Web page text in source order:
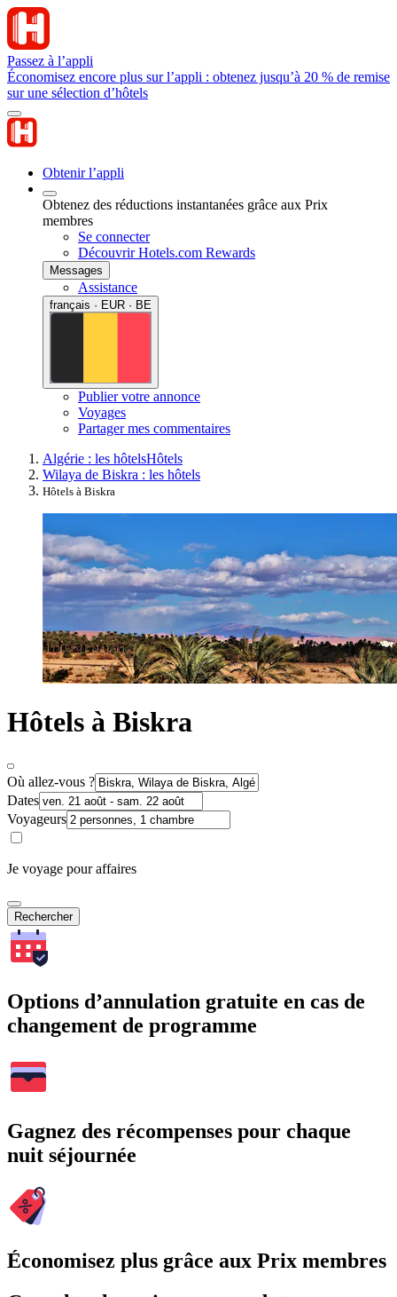
Passez à l’appli
Économisez encore plus sur l’appli : obtenez jusqu’à 20 % de remise
sur une sélection d’hôtels
Obtenir l’appli
Obtenez des réductions instantanées grâce aux Prix
membres
Se connecter
Découvrir Hotels.com Rewards
Messages
Assistance
français · EUR · BE
Publier votre annonce
Voyages
Partager mes commentaires
Algérie : les hôtelsHôtels
Wilaya de Biskra : les hôtels
Hôtels à Biskra
Hôtels à Biskra
Où allez-vous ?
Dates
Voyageurs
Je voyage pour affaires
Rechercher
Options d’annulation gratuite en cas de
changement de programme
Gagnez des récompenses pour chaque
nuit séjournée
Économisez plus grâce aux Prix membres